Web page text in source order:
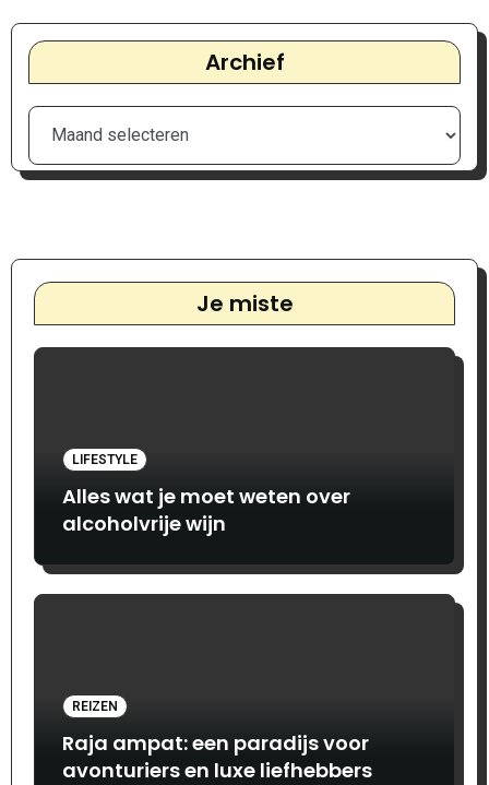
Archief
Je miste
LIFESTYLE
Alles wat je moet weten over
alcoholvrije wijn
REIZEN
Raja ampat: een paradijs voor
avonturiers en luxe liefhebbers